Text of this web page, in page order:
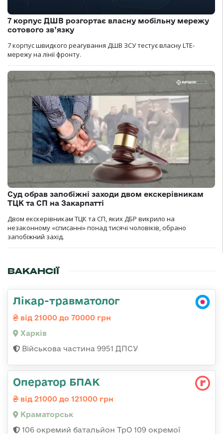
7 корпус ДШВ розгортає власну мобільну мережу
сотового зв’язку
7 корпус швидкого реагування ДШВ ЗСУ тестує власну LTE-
мережу на лінії фронту.
Суд обрав запобіжні заходи двом екскерівникам
ТЦК та СП на Закарпатті
Двом екскерівникам ТЦК та СП, яких ДБР викрило на
незаконному «списанні» понад тисячі чоловіків, обрано
запобіжний захід.
ВАКАНСІЇ
Лікар-травматолог
від 21000 до 70000 грн
Харків
Військова частина 9951 ДПСУ
Оператор БПАК
від 21000 до 121000 грн
Краматорськ
106 окремий батальйон ТрО 109 окремої